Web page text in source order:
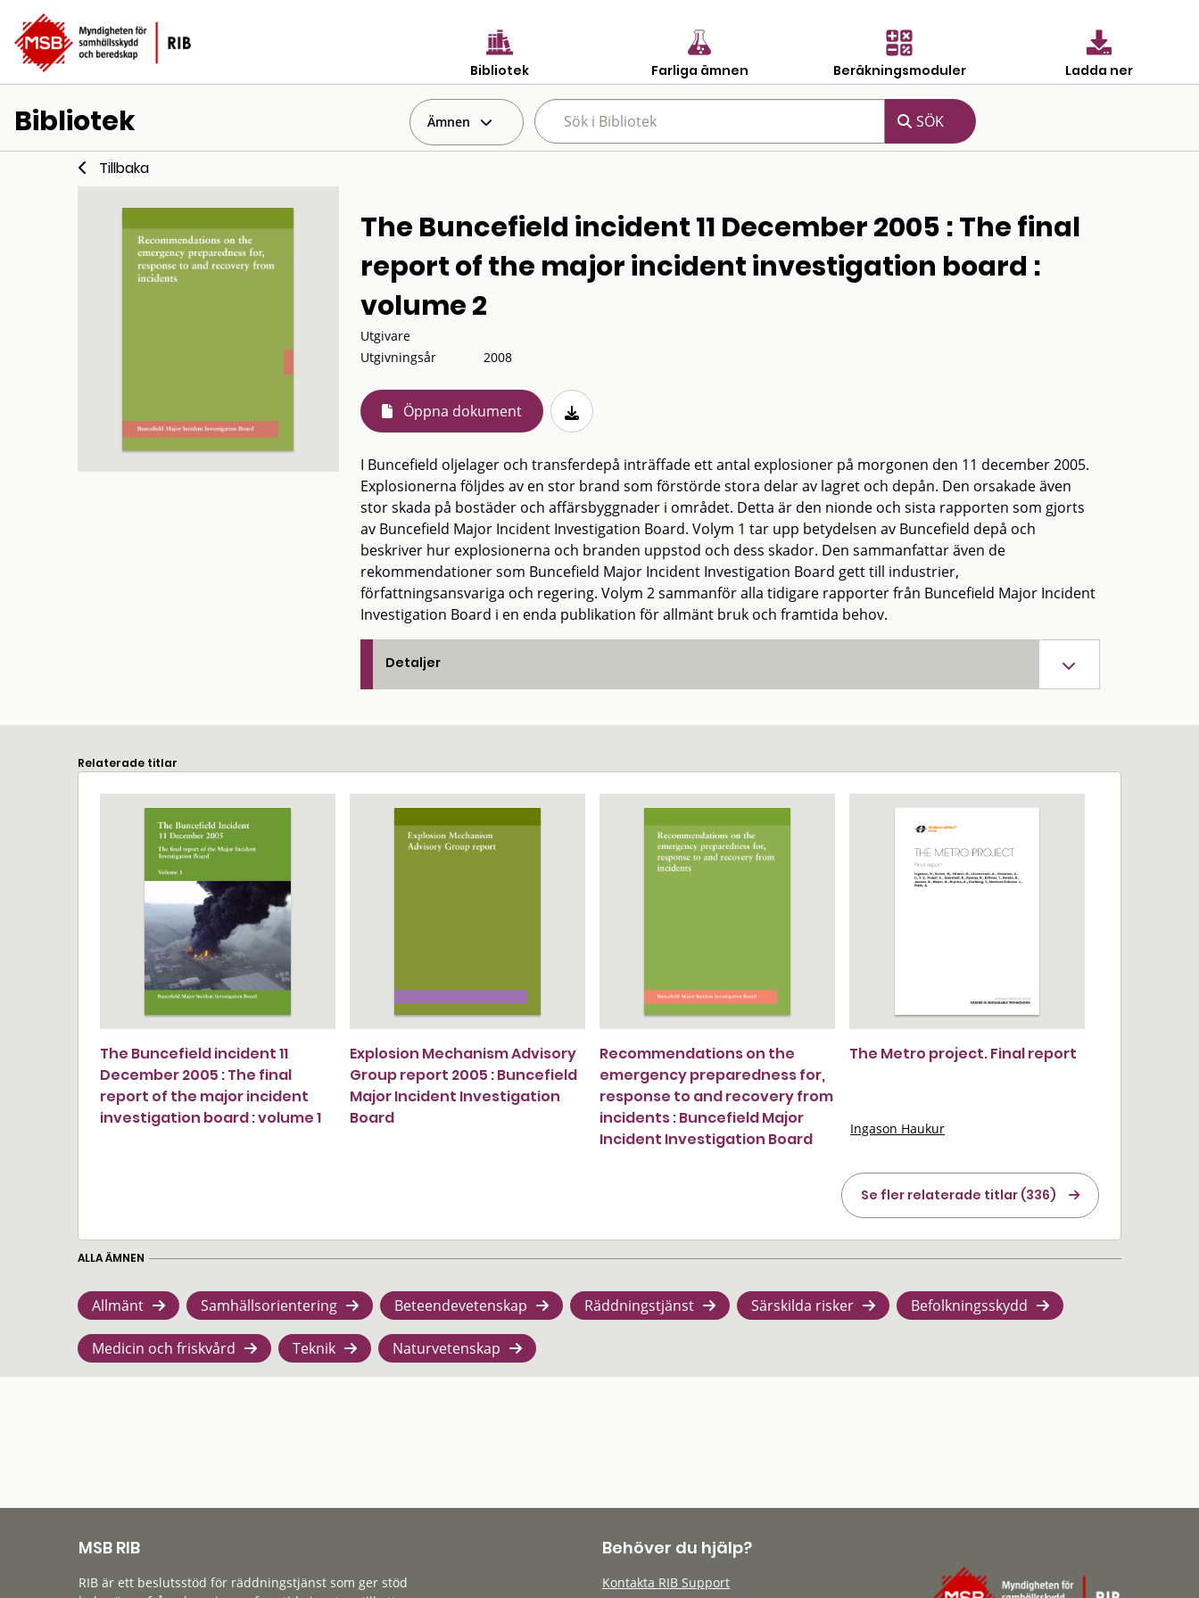
Bibliotek Farliga ämnen Beräkningsmoduler Ladda ner
Bibliotek Ämnen
Tillbaka
The Buncefield incident 11 December 2005 : The final
report of the major incident investigation board :
volume 2
Utgivare
Utgivningsår
2008
Öppna dokument
I Buncefield oljelager och transferdepå inträffade ett antal explosioner på morgonen den 11 december 2005.
Explosionerna följdes av en stor brand som förstörde stora delar av lagret och depån. Den orsakade även
stor skada på bostäder och affärsbyggnader i området. Detta är den nionde och sista rapporten som gjorts
av Buncefield Major Incident Investigation Board. Volym 1 tar upp betydelsen av Buncefield depå och
beskriver hur explosionerna och branden uppstod och dess skador. Den sammanfattar även de
rekommendationer som Buncefield Major Incident Investigation Board gett till industrier,
författningsansvariga och regering. Volym 2 sammanför alla tidigare rapporter från Buncefield Major Incident
Investigation Board i en enda publikation för allmänt bruk och framtida behov.
Detaljer
Relaterade titlar
The Buncefield incident 11
December 2005 : The final
report of the major incident
investigation board : volume 1
Explosion Mechanism Advisory
Group report 2005 : Buncefield
Major Incident Investigation
Board
Recommendations on the
emergency preparedness for,
response to and recovery from
incidents : Buncefield Major
Incident Investigation Board
The Metro project. Final report
Ingason Haukur
Se fler relaterade titlar (336)
ALLA ÄMNEN
Allmänt Samhällsorientering Beteendevetenskap Räddningstjänst Särskilda risker Befolkningsskydd
Medicin och friskvård Teknik Naturvetenskap
MSB RIB
RIB är ett beslutsstöd för räddningstjänst som ger stöd
Behöver du hjälp?
Kontakta RIB Support